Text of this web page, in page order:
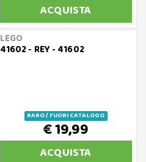
ACQUISTA
LEGO
41602 - REY - 41602
RARO / FUORI CATALOGO
€ 19,99
ACQUISTA